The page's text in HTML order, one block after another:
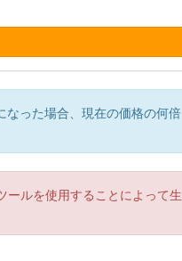
なった場合、現在の価格の何倍
ールを使用することによって生